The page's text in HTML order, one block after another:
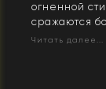
огненной
сражаются
Читать далее...